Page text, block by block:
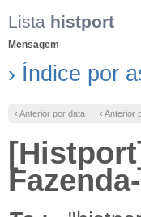
Lista histport
Mensagem
› Índice por
‹ Anterior por data ‹ Anterior